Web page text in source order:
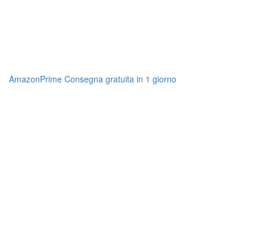
AmazonPrime Consegna gratuita in 1 giorno